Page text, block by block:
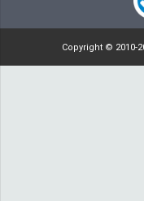
Copyright © 2010-